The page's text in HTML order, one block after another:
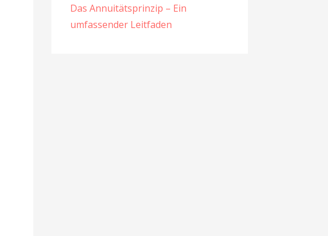
Das Annuitätsprinzip – Ein
umfassender Leitfaden